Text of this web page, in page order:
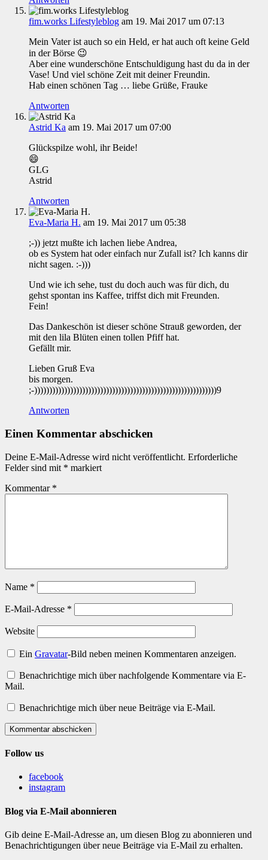
fim.works Lifestyleblog am 19. Mai 2017 um 07:13
Mein Vater ist auch so ein Held, er hat auch oft keine Geld
in der Börse 😉
Aber eine wunderschöne Entschuldigung hast du da in der
Vase! Und viel schöne Zeit mit deiner Freundin.
Hab einen schönen Tag … liebe Grüße, Frauke
Antworten
Astrid Ka am 19. Mai 2017 um 07:00
Glückspilze wohl, ihr Beide!
😄
GLG
Astrid
Antworten
Eva-Maria H. am 19. Mai 2017 um 05:38
;-)) jetzt mußte ich lachen liebe Andrea,
ob es System hat oder einfach nur Zufall ist? Ich kanns dir
nicht sagen. :-)))
Und wie ich sehe, tust du doch auch was für dich, du
gehst spontan ins Kaffee, triffst dich mit Freunden.
Fein!
Das Dankeschön ist dieser schöne Strauß geworden, der
mit den lila Blüten einen tollen Pfiff hat.
Gefällt mir.
Lieben Gruß Eva
bis morgen.
;-)))))))))))))))))))))))))))))))))))))))))))))))))))))))))))))9
Antworten
Einen Kommentar abschicken
Deine E-Mail-Adresse wird nicht veröffentlicht. Erforderliche
Felder sind mit * markiert
Kommentar *
Name *
E-Mail-Adresse *
Website
EinGravatar-Bild neben meinen Kommentaren anzeigen.
Benachrichtige mich über nachfolgende Kommentare via E-
Mail.
Benachrichtige mich über neue Beiträge via E-Mail.
Kommentar abschicken
Follow us
facebook
instagram
Blog via E-Mail abonnieren
Gib deine E-Mail-Adresse an, um diesen Blog zu abonnieren und
Benachrichtigungen über neue Beiträge via E-Mail zu erhalten.